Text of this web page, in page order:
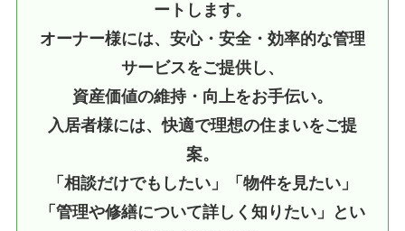
ートします。
オーナー様には、安心・安全・効率的な管理
サービスをご提供し、
資産価値の維持・向上をお手伝い。
入居者様には、快適で理想の住まいをご提
案。
「相談だけでもしたい」「物件を見たい」
「管理や修繕について詳しく知りたい」とい